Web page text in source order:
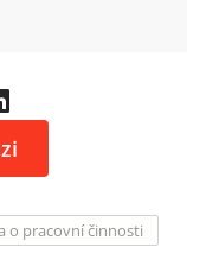
o pracovní činnosti